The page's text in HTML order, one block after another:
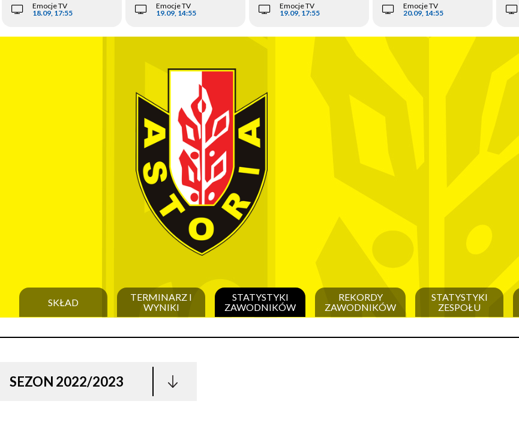
Emocje TV
18.09, 17:55
Emocje TV
19.09, 14:55
Emocje TV
19.09, 17:55
Emocje TV
20.09, 14:55
SKŁAD
TERMINARZ I
WYNIKI
STATYSTYKI
ZAWODNIKÓW
REKORDY
ZAWODNIKÓW
STATYSTYKI
ZESPOŁU
SEZON 2022/2023